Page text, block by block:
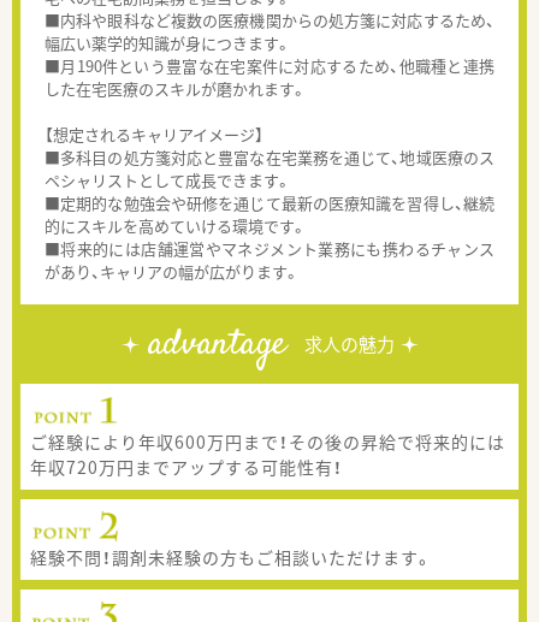
■内科や眼科など複数の医療機関からの処方箋に対応するため、
幅広い薬学的知識が身につきます。
■月190件という豊富な在宅案件に対応するため、他職種と連携
した在宅医療のスキルが磨かれます。
【想定されるキャリアイメージ】
■多科目の処方箋対応と豊富な在宅業務を通じて、地域医療のス
ペシャリストとして成長できます。
■定期的な勉強会や研修を通じて最新の医療知識を習得し、継続
的にスキルを高めていける環境です。
■将来的には店舗運営やマネジメント業務にも携わるチャンス
があり、キャリアの幅が広がります。
advantage 求人の魅力
ご経験により年収600万円まで！その後の昇給で将来的には
年収720万円までアップする可能性有！
経験不問！調剤未経験の方もご相談いただけます。